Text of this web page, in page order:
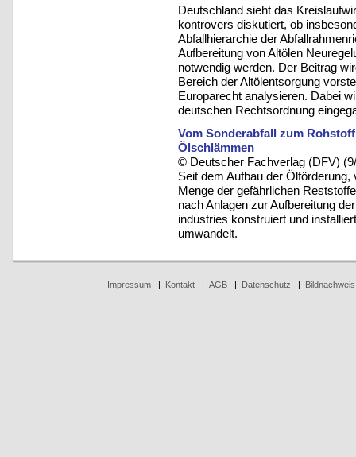
Deutschland sieht das
kontrovers diskutiert, ob
Abfallhierarchie der
Aufbereitung von Altölen
notwendig werden. Der Beitrag
Bereich der Altölentsorgung
Europarecht analysieren. Dabei
deutschen Rechtsordnung
Vom Sonderabfall zum
Ölschlämmen
© Deutscher Fachverlag (DFV)
Seit dem Aufbau der
Menge der gefährlichen
nach Anlagen zur Aufbereitung
industries konstruiert und
umwandelt.
Impressum| Kontakt| AGB| Datenschutz | Bildnachweis